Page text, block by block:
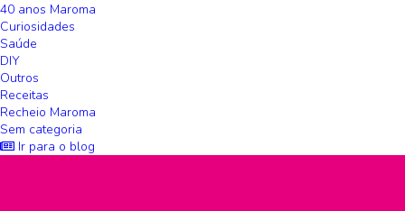
40 anos Maroma
Curiosidades
Saúde
DIY
Outros
Receitas
Recheio Maroma
Sem categoria
Ir para o blog